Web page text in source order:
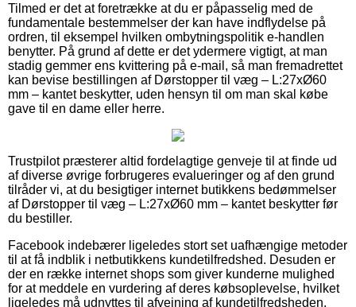
Tilmed er det at foretrække at du er påpasselig med de
fundamentale bestemmelser der kan have indflydelse på
ordren, til eksempel hvilken ombytningspolitik e-handlen
benytter. På grund af dette er det ydermere vigtigt, at man
stadig gemmer ens kvittering på e-mail, så man fremadrettet
kan bevise bestillingen af Dørstopper til væg – L:27xØ60
mm – kantet beskytter, uden hensyn til om man skal købe
gave til en dame eller herre.
Trustpilot præsterer altid fordelagtige genveje til at finde ud
af diverse øvrige forbrugeres evalueringer og af den grund
tilråder vi, at du besigtiger internet butikkens bedømmelser
af Dørstopper til væg – L:27xØ60 mm – kantet beskytter før
du bestiller.
Facebook indebærer ligeledes stort set uafhængige metoder
til at få indblik i netbutikkens kundetilfredshed. Desuden er
der en række internet shops som giver kunderne mulighed
for at meddele en vurdering af deres købsoplevelse, hvilket
ligeledes må udnyttes til afvejning af kundetilfredsheden.